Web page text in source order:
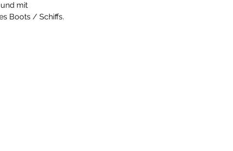
mit
Boots / Schiffs.